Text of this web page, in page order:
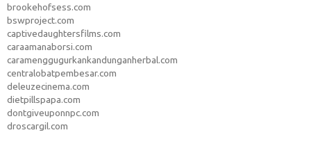
brookehofsess.com
bswproject.com
captivedaughtersfilms.com
caraamanaborsi.com
caramenggugurkankandunganherbal.com
centralobatpembesar.com
deleuzecinema.com
dietpillspapa.com
dontgiveuponnpc.com
droscargil.com